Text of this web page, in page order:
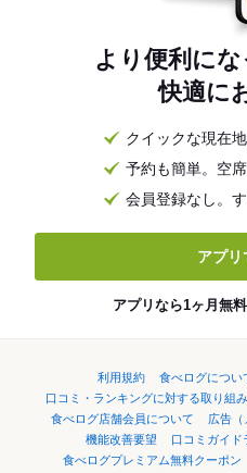
より便利に
快適に
クイックな現在
予約も簡単。空
会員登録なし。
アプリ
アプリなら1ヶ月無
利用規約 食べログについ
口コミ・ランキングに対する取り組み
食べログ店舗会員について
広告（
機能改善要望
口コミガイド
食べログプレミアム無料クーポン